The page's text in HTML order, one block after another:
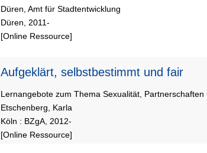
Düren, Amt für Stadtentwicklung
Düren, 2011-
[Online Ressource]
Aufgeklärt, selbstbestimmt und fair
Lernangebote zum Thema Sexualität,
Etschenberg, Karla
Köln : BZgA, 2012-
[Online Ressource]